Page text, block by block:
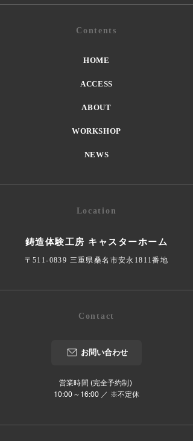
Contents
HOME
ACCESS
ABOUT
WORKSHOP
NEWS
Location
鋳造体験工房 キャスターホーム
〒511-0839 三重県桑名市安永1811番地
Contact
お問い合わせ
営業時間 (完全予約制)
10:00～16:00 ／ ※不定休